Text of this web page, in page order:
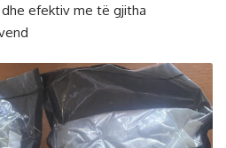
efektiv me të gjitha